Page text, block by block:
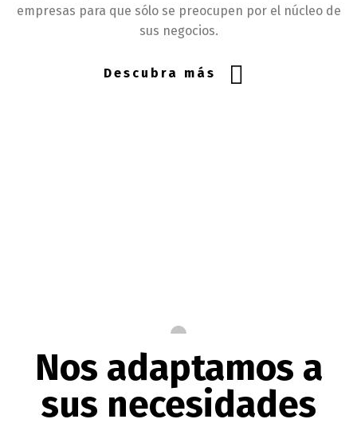
empresas para que sólo se preocupen por el núcleo de
sus negocios.
Descubra más
Nos adaptamos a
sus necesidades